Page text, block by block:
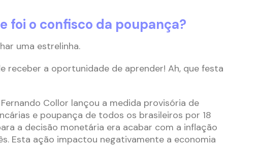
foi o confisco da poupança?
uma estrelinha.
receber a oportunidade de aprender! Ah, que festa
Collor lançou a medida provisória de
e poupança de todos os brasileiros por 18
a decisão monetária era acabar com a inflação
Esta ação impactou negativamente a economia